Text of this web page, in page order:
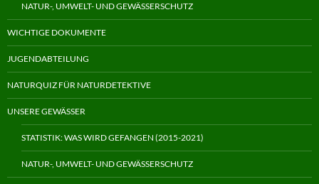
NATUR-, UMWELT- UND GEWÄSSERSCHUTZ
WICHTIGE DOKUMENTE
JUGENDABTEILUNG
NATURQUIZ FÜR NATURDETEKTIVE
UNSERE GEWÄSSER
STATISTIK: WAS WIRD GEFANGEN (2015-2021)
NATUR-, UMWELT- UND GEWÄSSERSCHUTZ